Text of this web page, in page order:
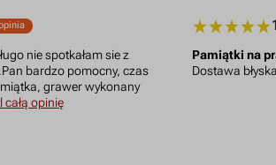
nie spotkałam sie z
bardzo pomocny, czas
grawer wykonany
całą opinię
Pamiątki na
Dostawa